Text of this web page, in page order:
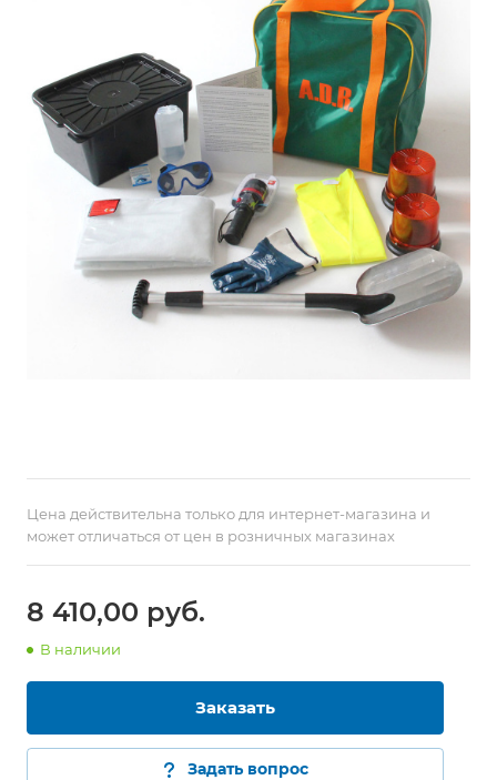
Цена действительна только для интернет-магазина и
может отличаться от цен в розничных магазинах
8 410,00 руб.
В наличии
Заказать
Задать вопрос